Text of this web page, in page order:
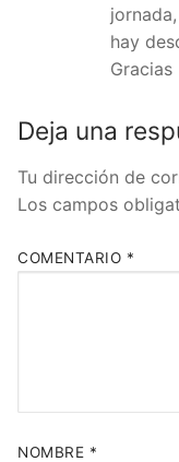
hay
Gracias
Deja una
Tu dirección de
Los campos
COMENTARIO *
NOMBRE *